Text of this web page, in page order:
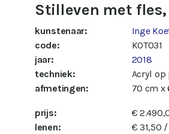
Stilleven met
kunstenaar:
Inge
code:
KOT031
jaar:
2018
techniek:
Acryl op
afmetingen:
70 cm x
prijs:
€
lenen:
€ 31,50